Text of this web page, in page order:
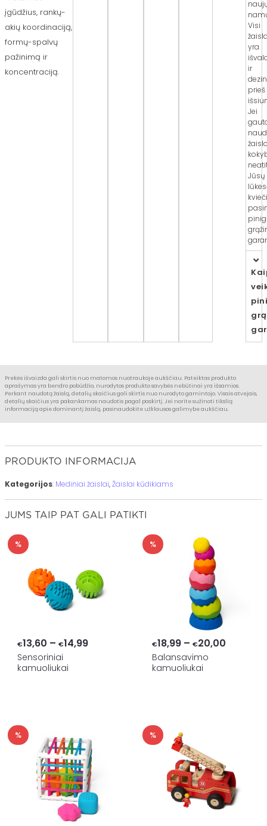
įgūdžius, rankų-
akių koordinaciją,
formų-spalvų
pažinimą ir
koncentraciją.
Visi
yra
ir
prieš
Jei
Jūsų
Prekės išvaizda gali skirtis nuo matomos nuotraukoje aukščiau. Pateiktas produkto
aprašymas yra bendro pobūdžio, nurodytos produkto savybės nebūtinai yra išsamios.
Perkant naudotą žaislą, detalių skaičius gali skirtis nuo nurodyto gamintojo. Visais atvejais,
detalių skaičius yra pakankamas naudotis pagal paskirtį. Jei norite sužinoti tikslią
informaciją apie dominantį žaislą, pasinaudokite užklausos galimybe aukščiau.
PRODUKTO INFORMACIJA
Kategorijos: Mediniai žaislai,Žaislai kūdikiams
JUMS TAIP PAT GALI PATIKTI
%
€13,60 – €14,99Price
Sensoriniai
kamuoliukai
%
€18,99 – €20,00Price
Balansavimo
kamuoliukai
% %